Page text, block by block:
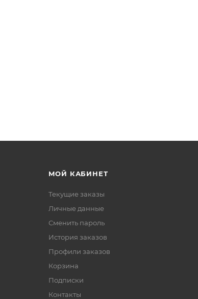
МОЙ КАБИНЕТ
Текущие заказы
Личные данные
Сменить пароль
История заказов
Профили заказов
Корзина
Подписки
Контакты